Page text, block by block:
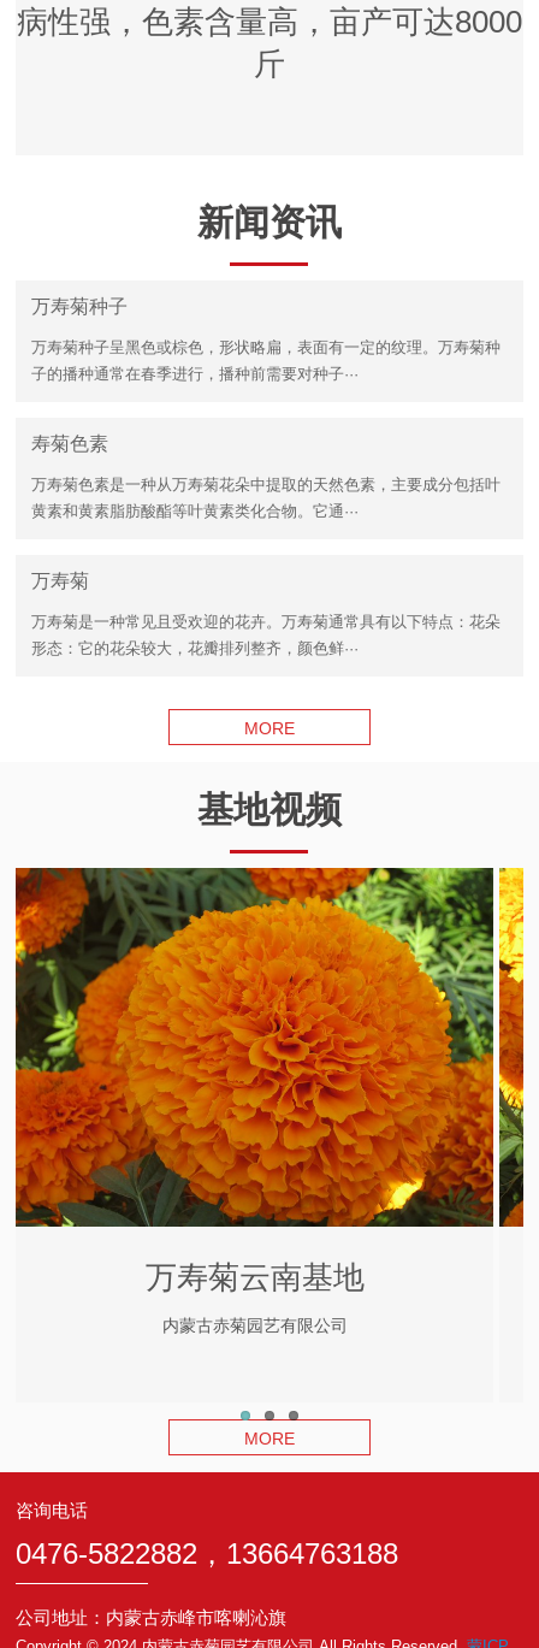
病性强，色素含量高，亩产可达8000
斤
新闻资讯
万寿菊种子
万寿菊种子呈黑色或棕色，形状略扁，表面有一定的纹理。万寿菊种
子的播种通常在春季进行，播种前需要对种子···
寿菊色素
万寿菊色素是一种从万寿菊花朵中提取的天然色素，主要成分包括叶
黄素和黄素脂肪酸酯等叶黄素类化合物。它通···
万寿菊
万寿菊是一种常见且受欢迎的花卉。万寿菊通常具有以下特点：花朵
形态：它的花朵较大，花瓣排列整齐，颜色鲜···
MORE
基地视频
万寿菊云南基地
内蒙古赤菊园艺有限公司
MORE
咨询电话
0476-5822882，13664763188
公司地址：内蒙古赤峰市喀喇沁旗